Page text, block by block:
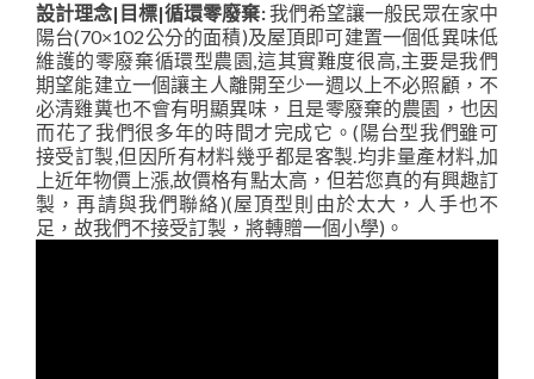
設計理念|目標|循環零廢棄:我們希望讓一般民眾在家中
陽台(70×102公分的面積)及屋頂即可建置一個低異味低
維護的零廢棄循環型農園,這其實難度很高,主要是我們
期望能建立一個讓主人離開至少一週以上不必照顧，不
必清雞糞也不會有明顯異味，且是零廢棄的農園，也因
而花了我們很多年的時間才完成它。(陽台型我們雖可
接受訂製,但因所有材料幾乎都是客製.均非量產材料,加
上近年物價上漲,故價格有點太高，但若您真的有興趣訂
製，再請與我們聯絡)(屋頂型則由於太大，人手也不
足，故我們不接受訂製，將轉贈一個小學)。